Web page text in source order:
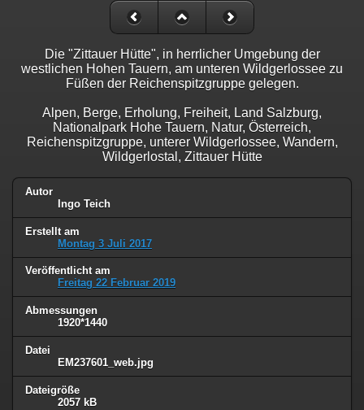
Die "Zittauer Hütte", in herrlicher Umgebung der
westlichen Hohen Tauern, am unteren Wildgerlossee zu
Füßen der Reichenspitzgruppe gelegen.
Alpen, Berge, Erholung, Freiheit, Land Salzburg,
Nationalpark Hohe Tauern, Natur, Österreich,
Reichenspitzgruppe, unterer Wildgerlossee, Wandern,
Wildgerlostal, Zittauer Hütte
Autor
Ingo Teich
Erstellt am
Montag 3 Juli 2017
Veröffentlicht am
Freitag 22 Februar 2019
Abmessungen
1920*1440
Datei
EM237601_web.jpg
Dateigröße
2057 kB